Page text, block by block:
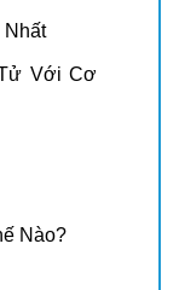
Nhất
Với Cơ
Nào?